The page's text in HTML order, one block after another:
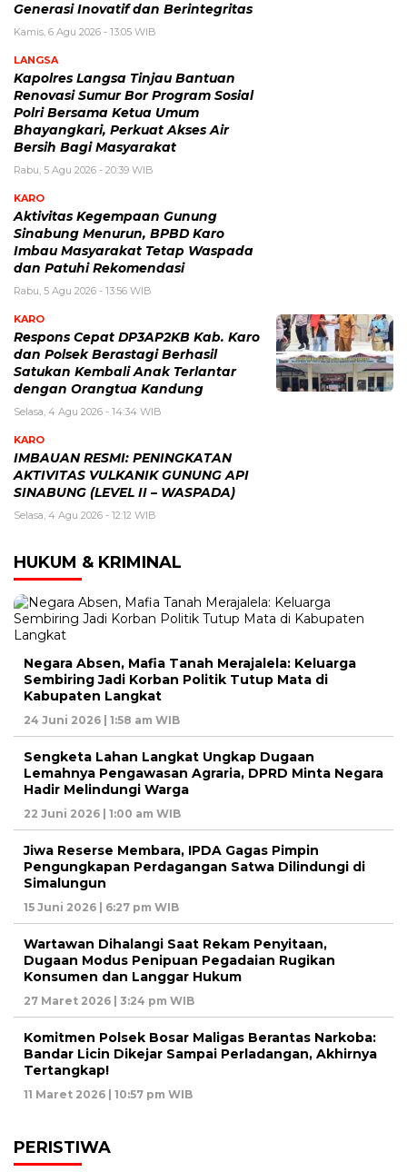
Generasi Inovatif dan Berintegritas
Kamis, 6 Agu 2026 - 13:05 WIB
LANGSA
Kapolres Langsa Tinjau Bantuan
Renovasi Sumur Bor Program Sosial
Polri Bersama Ketua Umum
Bhayangkari, Perkuat Akses Air
Bersih Bagi Masyarakat
Rabu, 5 Agu 2026 - 20:39 WIB
KARO
Aktivitas Kegempaan Gunung
Sinabung Menurun, BPBD Karo
Imbau Masyarakat Tetap Waspada
dan Patuhi Rekomendasi
Rabu, 5 Agu 2026 - 13:56 WIB
KARO
Respons Cepat DP3AP2KB Kab. Karo
dan Polsek Berastagi Berhasil
Satukan Kembali Anak Terlantar
dengan Orangtua Kandung
Selasa, 4 Agu 2026 - 14:34 WIB
KARO
IMBAUAN RESMI: PENINGKATAN
AKTIVITAS VULKANIK GUNUNG API
SINABUNG (LEVEL II – WASPADA)
Selasa, 4 Agu 2026 - 12:12 WIB
HUKUM & KRIMINAL
Negara Absen, Mafia Tanah Merajalela: Keluarga
Sembiring Jadi Korban Politik Tutup Mata di
Kabupaten Langkat
24 Juni 2026 | 1:58 am WIB
Sengketa Lahan Langkat Ungkap Dugaan
Lemahnya Pengawasan Agraria, DPRD Minta Negara
Hadir Melindungi Warga
22 Juni 2026 | 1:00 am WIB
Jiwa Reserse Membara, IPDA Gagas Pimpin
Pengungkapan Perdagangan Satwa Dilindungi di
Simalungun
15 Juni 2026 | 6:27 pm WIB
Wartawan Dihalangi Saat Rekam Penyitaan,
Dugaan Modus Penipuan Pegadaian Rugikan
Konsumen dan Langgar Hukum
27 Maret 2026 | 3:24 pm WIB
Komitmen Polsek Bosar Maligas Berantas Narkoba:
Bandar Licin Dikejar Sampai Perladangan, Akhirnya
Tertangkap!
11 Maret 2026 | 10:57 pm WIB
PERISTIWA